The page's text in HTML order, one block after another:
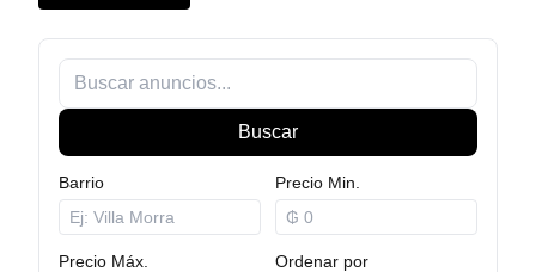
Buscar
Barrio Precio Min.
Precio Máx. Ordenar por